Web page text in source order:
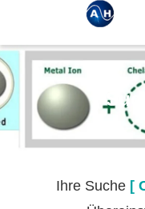
Ihre Suche [